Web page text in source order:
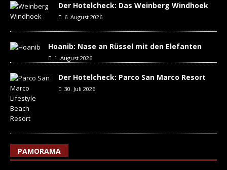
Der Hotelcheck: Das Weinberg Windhoek
6. August 2026
Hoanib: Nase an Rüssel mit den Elefanten
1. August 2026
Der Hotelcheck: Parco San Marco Resort
30. Juli 2026
PAMORAMA